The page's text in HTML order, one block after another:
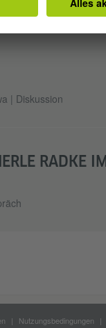
| Diskussion
RADKE IM
Nutzungsbedingungen